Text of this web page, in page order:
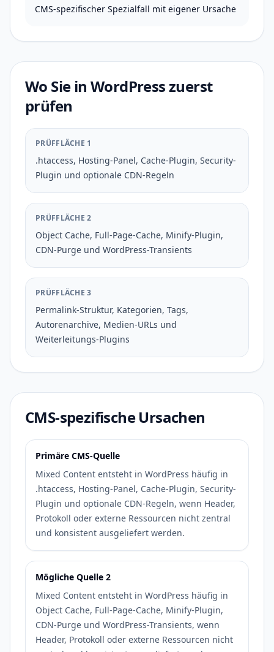
CMS-spezifischer Spezialfall mit eigener Ursache
Wo Sie in WordPress zuerst
prüfen
PRÜFFLÄCHE 1
.htaccess, Hosting-Panel, Cache-Plugin, Security-
Plugin und optionale CDN-Regeln
PRÜFFLÄCHE 2
Object Cache, Full-Page-Cache, Minify-Plugin,
CDN-Purge und WordPress-Transients
PRÜFFLÄCHE 3
Permalink-Struktur, Kategorien, Tags,
Autorenarchive, Medien-URLs und
Weiterleitungs-Plugins
CMS-spezifische Ursachen
Primäre CMS-Quelle
Mixed Content entsteht in WordPress häufig in
.htaccess, Hosting-Panel, Cache-Plugin, Security-
Plugin und optionale CDN-Regeln, wenn Header,
Protokoll oder externe Ressourcen nicht zentral
und konsistent ausgeliefert werden.
Mögliche Quelle 2
Mixed Content entsteht in WordPress häufig in
Object Cache, Full-Page-Cache, Minify-Plugin,
CDN-Purge und WordPress-Transients, wenn
Header, Protokoll oder externe Ressourcen nicht